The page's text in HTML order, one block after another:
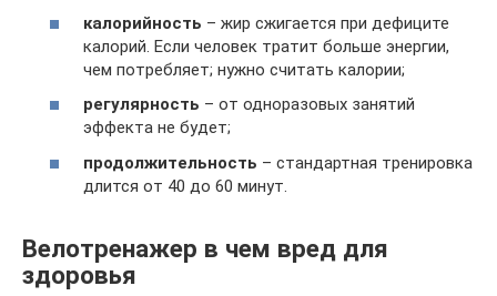
калорийность – жир сжигается при дефиците
калорий. Если человек тратит больше энергии,
чем потребляет; нужно считать калории;
регулярность – от одноразовых занятий
эффекта не будет;
продолжительность – стандартная тренировка
длится от 40 до 60 минут.
Велотренажер в чем вред для
здоровья